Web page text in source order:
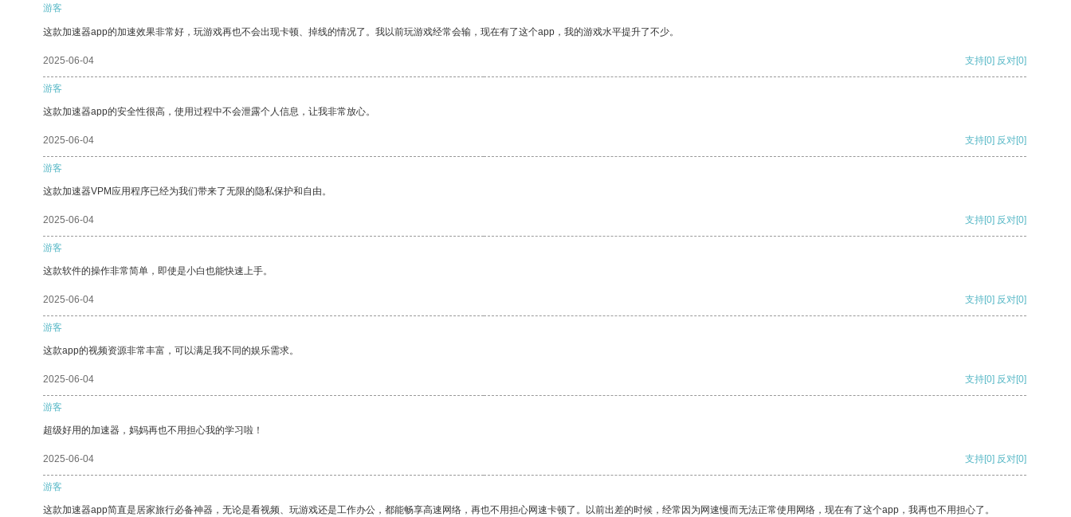
游客
这款加速器app的加速效果非常好，玩游戏再也不会出现卡顿、掉线的情况了。我以前玩游戏经常会输，现在有了这个app，我的游戏水平提升了不少。
2025-06-04 支持[0] 反对[0]
游客
这款加速器app的安全性很高，使用过程中不会泄露个人信息，让我非常放心。
2025-06-04 支持[0] 反对[0]
游客
这款加速器VPM应用程序已经为我们带来了无限的隐私保护和自由。
2025-06-04 支持[0] 反对[0]
游客
这款软件的操作非常简单，即使是小白也能快速上手。
2025-06-04 支持[0] 反对[0]
游客
这款app的视频资源非常丰富，可以满足我不同的娱乐需求。
2025-06-04 支持[0] 反对[0]
游客
超级好用的加速器，妈妈再也不用担心我的学习啦！
2025-06-04 支持[0] 反对[0]
游客
这款加速器app简直是居家旅行必备神器，无论是看视频、玩游戏还是工作办公，都能畅享高速网络，再也不用担心网速卡顿了。以前出差的时候，经常因为网速慢而无法正常使用网络，现在有了这个app，我再也不用担心了。